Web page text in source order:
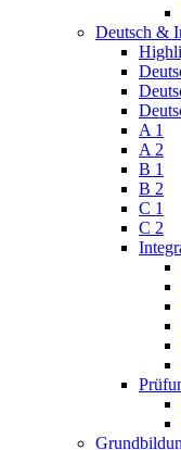
Deutsch &
A 1
A 2
B 1
B 2
C 1
C 2